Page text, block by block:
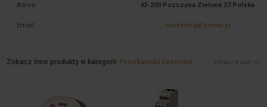
Adres 43-200 Pszczyna Zielona 27 Polska
Email marketing@zamel.pl
Zobacz inne produkty w kategorii: Przekaźniki czasowe zobacz więcej >>